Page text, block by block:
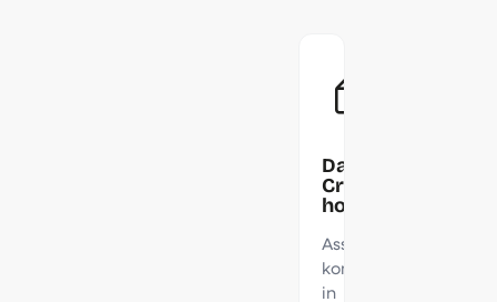
Das
Creative
hochladen
Asset
kommt
in